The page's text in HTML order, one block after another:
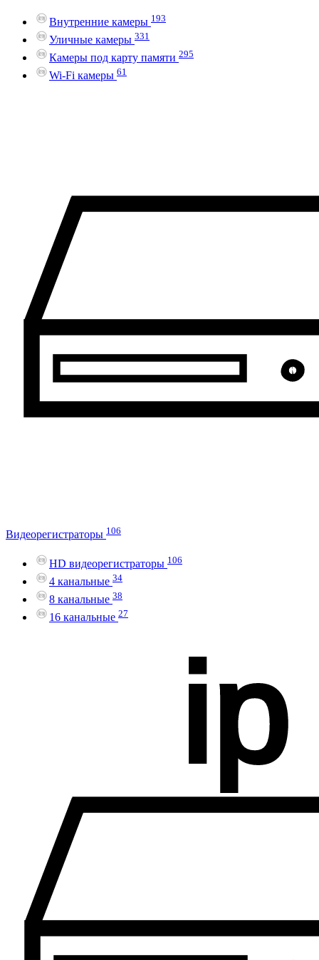
Внутренние камеры 193
Уличные камеры 331
Камеры под карту памяти 295
Wi-Fi камеры 61
Видеорегистраторы 106
HD видеорегистраторы 106
4 канальные 34
8 канальные 38
16 канальные 27